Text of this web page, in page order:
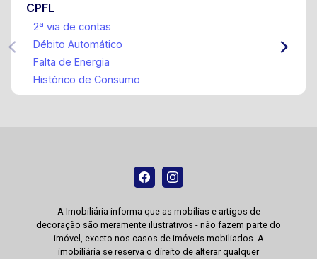
CPFL
2ª via de contas
Débito Automático
Falta de Energia
Histórico de Consumo
A Imobiliária informa que as mobílias e artigos de
decoração são meramente ilustrativos - não fazem parte do
imóvel, exceto nos casos de imóveis mobiliados. A
imobiliária se reserva o direito de alterar qualquer